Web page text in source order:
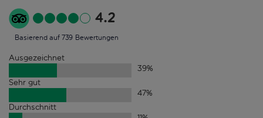
4.2
Basierend auf 739 Bewertungen
Ausgezeichnet
39%
Sehr gut
47%
Durchschnitt